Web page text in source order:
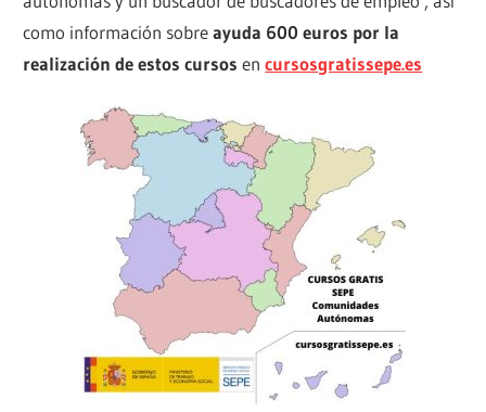
como información sobreayuda 600 euros por la
realización de estos cursos encursosgratissepe.es